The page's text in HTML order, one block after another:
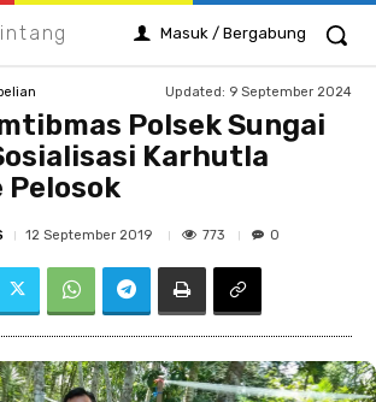
Masuk / Bergabung
Updated: 9 September 2024
Polsek Sungai
Karhutla
Pelosok
12 September 2019 773 0